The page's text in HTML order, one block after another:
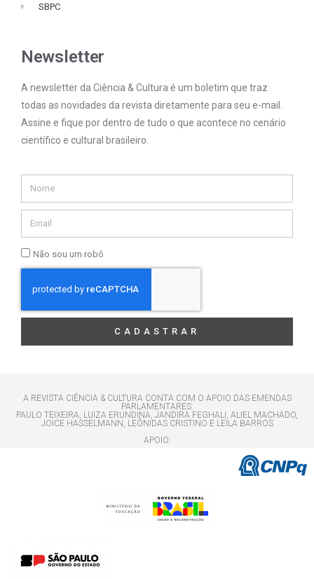
SBPC
Newsletter
A newsletter da Ciência & Cultura é um boletim que traz
todas as novidades da revista diretamente para seu e-mail.
Assine e fique por dentro de tudo o que acontece no cenário
científico e cultural brasileiro.
Não sou um robô
CADASTRAR
A REVISTA CIÊNCIA & CULTURA CONTA COM O APOIO DAS EMENDAS
PARLAMENTARES:
PAULO TEIXEIRA, LUIZA ERUNDINA, JANDIRA FEGHALI, ALIEL MACHADO,
JOICE HASSELMANN, LEÔNIDAS CRISTINO E LEILA BARROS
APOIO: